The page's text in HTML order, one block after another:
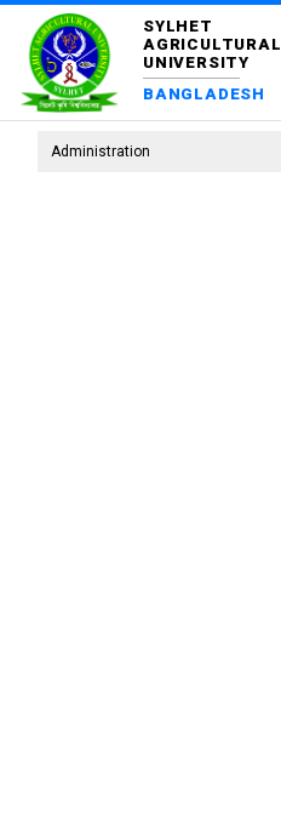
SYLHET
AGRICULTURAL
UNIVERSITY
BANGLADESH
Administration